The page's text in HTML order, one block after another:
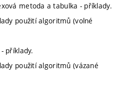
metoda a tabulka - příklady.
použití algoritmů (volné
příklady.
použití algoritmů (vázané